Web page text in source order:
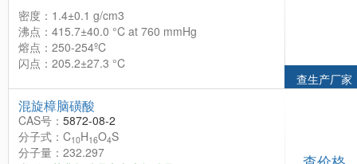
密度：1.4±0.1 g/cm3
沸点：415.7±40.0 °C at 760 mmHg
熔点：250-254ºC
闪点：205.2±27.3 °C
查生产厂家
混旋樟脑磺酸
CAS号： 5872-08-2
分子式：C10H16O4S
分子量：232.297